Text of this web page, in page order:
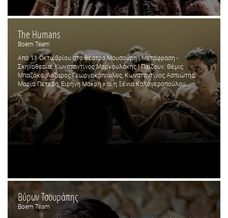
The Humans
Boem Team
Από 11 Οκτωβρίου στο θέατρο Μουσούρη | Μετάφραση -
Σκηνοθεσία: Κωνσταντίνος Μαρκουλάκης | Παίζουν: Θέμις
Μπαζάκα, Λάζαρος Γεωργακόπουλος, Κωνσταντίνος Ασπιώτης,
Μαρία Πετεβή, Ειρήνη Μακρή και η Ξένια Καλογεροπούλου...
Βύρων Τσουράπης
Boem Team